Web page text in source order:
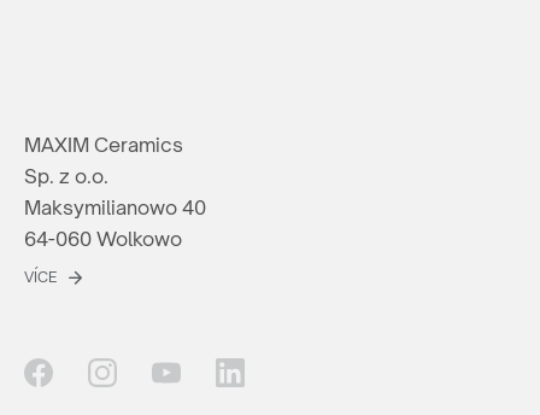
MAXIM Ceramics
Sp. z o.o.
Maksymilianowo 40
64-060 Wolkowo
VÍCE